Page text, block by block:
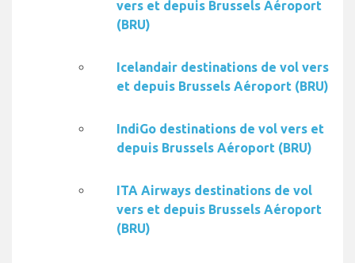
vers et depuis Brussels Aéroport
(BRU)
Icelandair destinations de vol vers
et depuis Brussels Aéroport (BRU)
IndiGo destinations de vol vers et
depuis Brussels Aéroport (BRU)
ITA Airways destinations de vol
vers et depuis Brussels Aéroport
(BRU)